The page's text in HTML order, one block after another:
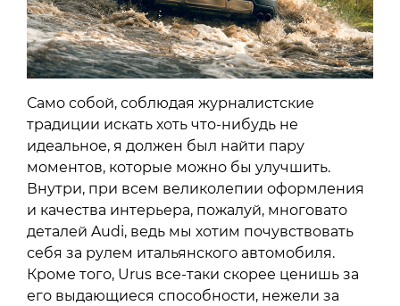
Само собой, соблюдая журналистские
традиции искать хоть что-нибудь не
идеальное, я должен был найти пару
моментов, которые можно бы улучшить.
Внутри, при всем великолепии оформления
и качества интерьера, пожалуй, многовато
деталей Audi, ведь мы хотим почувствовать
себя за рулем итальянского автомобиля.
Кроме того, Urus все-таки скорее ценишь за
его выдающиеся способности, нежели за